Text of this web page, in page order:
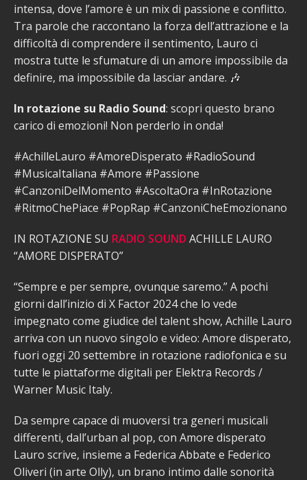
intensa, dove l’amore è un mix di passione e conflitto.
Tra parole che raccontano la forza dell’attrazione e la
difficoltà di comprendere il sentimento, Lauro ci
mostra tutte le sfumature di un amore impossibile da
definire, ma impossibile da lasciar andare. 🎶
In rotazione su Radio Sound: scopri questo brano
carico di emozioni! Non perderlo in onda!
#AchilleLauro #AmoreDisperato #RadioSound
#MusicaItaliana #Amore #Passione
#CanzoniDelMomento #AscoltaOra #InRotazione
#RitmoChePiace #PopRap #CanzoniCheEmozionano
IN ROTAZIONE SU RADIO SOUND ACHILLE LAURO
“AMORE DISPERATO”
“Sempre e per sempre, ovunque saremo.” A pochi
giorni dall’inizio di X Factor 2024 che lo vede
impegnato come giudice del talent show, Achille Lauro
arriva con un nuovo singolo e video: Amore disperato,
fuori oggi 20 settembre in rotazione radiofonica e su
tutte le piattaforme digitali per Elektra Records /
Warner Music Italy.
Da sempre capace di muoversi tra generi musicali
differenti, dall’urban al pop, con Amore disperato
Lauro scrive, insieme a Federica Abbate e Federico
Oliveri (in arte Olly), un brano intimo dalle sonorità